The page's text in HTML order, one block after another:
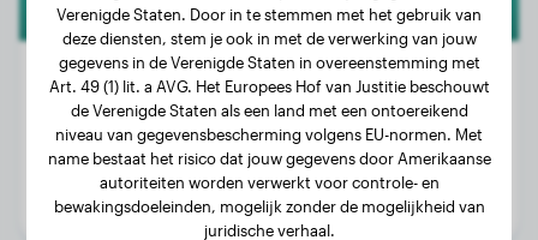
Gewicht:
27 kg
Leeftijd:
1 jaar, 2 maanden
Geslacht:
Reu
Verenigde Staten. Door in te stemmen met het gebruik van
deze diensten, stem je ook in met de verwerking van jouw
gegevens in de Verenigde Staten in overeenstemming met
Art. 49 (1) lit. a AVG. Het Europees Hof van Justitie beschouwt
de Verenigde Staten als een land met een ontoereikend
niveau van gegevensbescherming volgens EU-normen. Met
name bestaat het risico dat jouw gegevens door Amerikaanse
autoriteiten worden verwerkt voor controle- en
bewakingsdoeleinden, mogelijk zonder de mogelijkheid van
juridische verhaal.